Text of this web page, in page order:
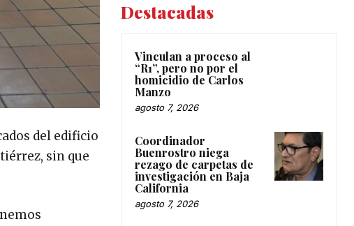
del edificio
sin que
Destacadas
Vinculan a proceso al
“R1”, pero no por el
homicidio de Carlos
Manzo
agosto 7, 2026
Coordinador
Buenrostro niega
rezago de carpetas de
investigación en Baja
California
agosto 7, 2026